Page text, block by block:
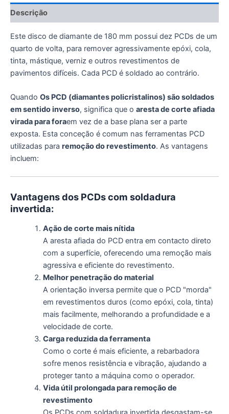
Descrição
Este disco de diamante de 180 mm possui dez PCDs de um
quarto de volta, para remover agressivamente epóxi, cola,
tinta, mástique, verniz e outros revestimentos de
pavimentos difíceis. Cada PCD é soldado ao contrário.
Quando Os PCD (diamantes policristalinos) são soldados
em sentido inverso, significa que o aresta de corte afiada
virada para foraem vez de a base plana ser a parte
exposta. Esta conceção é comum nas ferramentas PCD
utilizadas para remoção do revestimento. As vantagens
incluem:
Vantagens dos PCDs com soldadura
invertida:
Ação de corte mais nítida
A aresta afiada do PCD entra em contacto direto
com a superfície, oferecendo uma remoção mais
agressiva e eficiente do revestimento.
Melhor penetração do material
A orientação inversa permite que o PCD "morda"
em revestimentos duros (como epóxi, cola, tinta)
mais facilmente, melhorando a profundidade e a
velocidade de corte.
Carga reduzida da ferramenta
Como o corte é mais eficiente, a rebarbadora
sofre menos resistência e vibração, ajudando a
proteger tanto a máquina como o operador.
Vida útil prolongada para remoção de
revestimento